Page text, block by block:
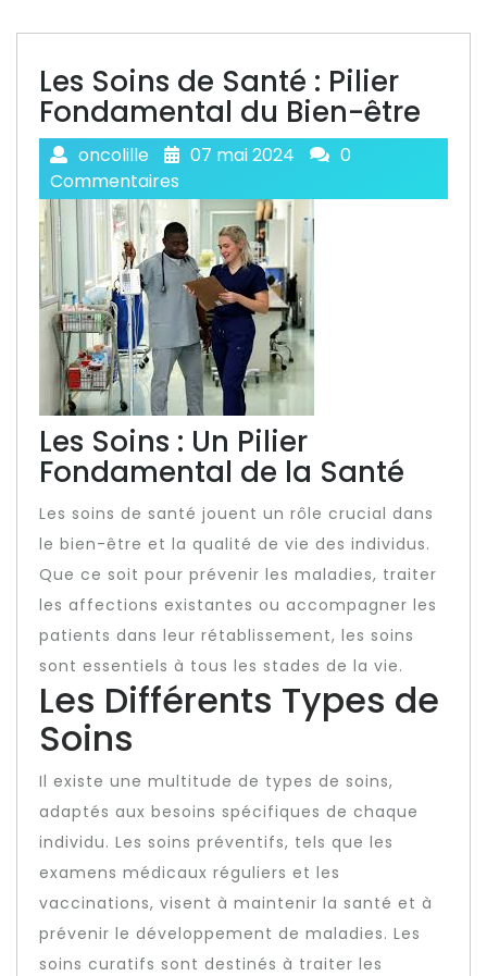
Les Soins de Santé : Pilier
Fondamental du Bien-être
oncolille 07 mai 2024
0
Commentaires
Les Soins : Un Pilier
Fondamental de la Santé
Les soins de santé jouent un rôle crucial dans
le bien-être et la qualité de vie des individus.
Que ce soit pour prévenir les maladies, traiter
les affections existantes ou accompagner les
patients dans leur rétablissement, les soins
sont essentiels à tous les stades de la vie.
Les Différents Types de
Soins
Il existe une multitude de types de soins,
adaptés aux besoins spécifiques de chaque
individu. Les soins préventifs, tels que les
examens médicaux réguliers et les
vaccinations, visent à maintenir la santé et à
prévenir le développement de maladies. Les
soins curatifs sont destinés à traiter les